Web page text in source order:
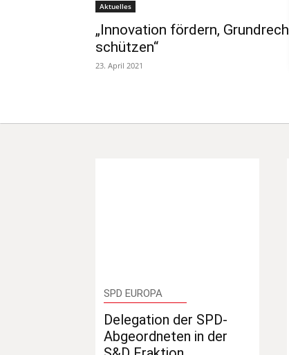
Aktuelles
„Innovation fördern,
schützen“
23. April 2021
SPD EUROPA
Delegation der SPD-
Abgeordneten in der